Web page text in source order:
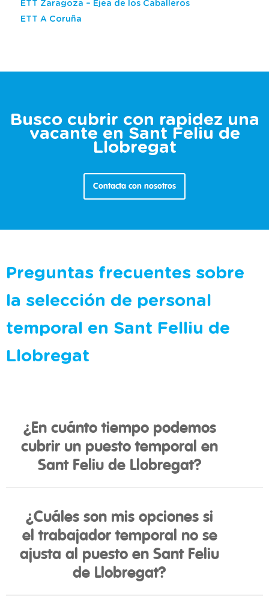
ETT Zaragoza – Ejea de los Caballeros
ETT A Coruña
Busco cubrir con rapidez una
vacante en Sant Feliu de
Llobregat
Contacta con nosotros
Preguntas frecuentes sobre
la selección de personal
temporal en Sant Felliu de
Llobregat
¿En cuánto tiempo podemos
cubrir un puesto temporal en
Sant Feliu de Llobregat?
¿Cuáles son mis opciones si
el trabajador temporal no se
ajusta al puesto en Sant Feliu
de Llobregat?